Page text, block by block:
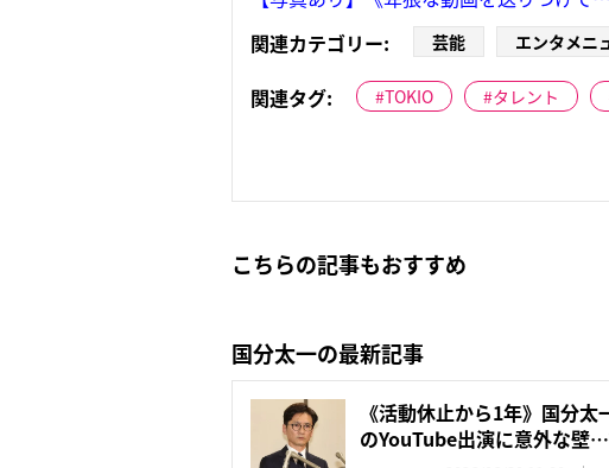
関連カテゴリー:
芸能 エンタメニ
関連タグ: TOKIO タレント
こちらの記事もおすすめ
国分太一の最新記事
《活動休止から1年》国分
のYouTube出演に意外な壁